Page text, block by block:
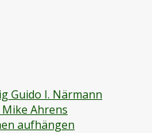
Guido I. Närmann
Ahrens
aufhängen